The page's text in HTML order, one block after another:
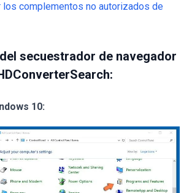
los complementos no autorizados de
secuestrador de navegador
10: